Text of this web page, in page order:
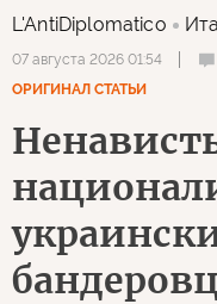
L'AntiDiplomatico
07 августа 2026 01:54
ОРИГИНАЛ СТАТЬИ